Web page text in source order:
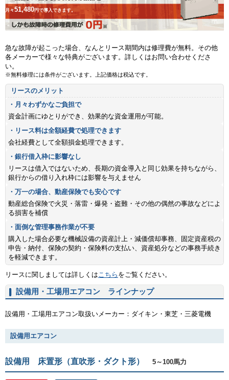
月々51,480 円で導入できます。
急な故障が起こった場合、なんとリース期間内は修理費が無料。その他
各メーカーで様々な特典がございます。詳しくはお問い合わせくださ
い。
※無料修理には条件がございます。上記価格は税込です。
リースのメリット
・月々わずかなご負担で
資金計画にゆとりができ、効果的な資金運用が可能。
・リース料は全額経費で処理できます
会社経費として全額損金処理できます。
・銀行借入枠に影響なし
リースは借入ではないため、長期の資金導入と同じ効果を持ちながら、
銀行からの借り入れ枠には影響を与えません
・万一の場合、動産保険でも安心です
動産総合保険で火災・落雷・爆発・盗難・その他の偶然の事故などによ
る損害を補償
・面倒な管理事務作業が不要
購入した場合必要な機械設備の資産計上・減価償却事務、固定資産税の
申告・納付、保険の契約・保険料の支払い、資産処分などの事務手続き
を軽減できます。
リースに関しましては詳しくはこちら をご覧ください。
設備用・工場用エアコン ラインナップ
設備用・工場用エアコン取扱いメーカー：ダイキン・東芝・三菱電機
設備用エアコン
設備用 床置形（直吹形・ダクト形） 5～100馬力